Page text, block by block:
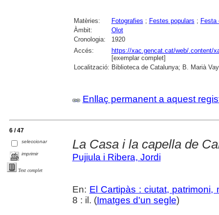
Matèries: Fotografies ; Festes populars ; Festa
Àmbit:
Olot
Cronologia:
1920
Accés:
https://xac.gencat.cat/web/.content/
[exemplar complet]
Localització: Biblioteca de Catalunya; B. Marià
Enllaç permanent a aquest
6 / 47
seleccionar
imprimir
Text complet
La Casa i la capella de
Pujiula i Ribera, Jordi
En: El Cartipàs : ciutat, patrimoni,
8 : il. (Imatges d'un segle)